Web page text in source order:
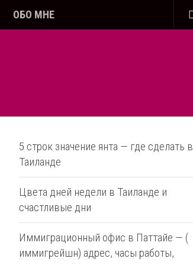
ОБО МНЕ
5 строк значение янта — где сделать в
Таиланде
Цвета дней недели в Таиланде и
счастливые дни
Иммиграционный офис в Паттайе — (
иммигрейшн) адрес, часы работы,